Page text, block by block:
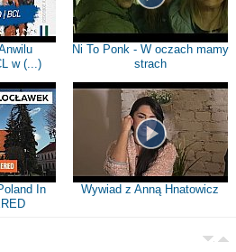
w (...)
Ni To Ponk - W oczach mamy
strach
In
Wywiad z Anną Hnatowicz